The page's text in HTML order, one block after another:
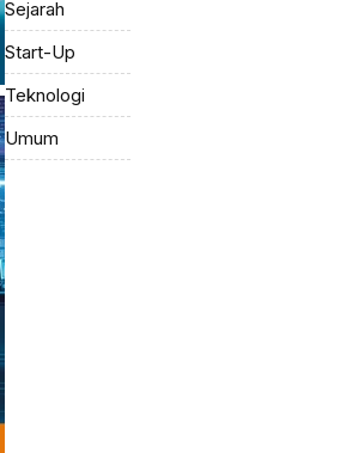
Sejarah
Start-Up
Teknologi
Umum